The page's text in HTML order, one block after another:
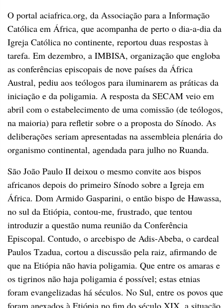
O portal aciafrica.org, da Associação para a Informação
Católica em África, que acompanha de perto o dia-a-dia da
Igreja Católica no continente, reportou duas respostas à
tarefa. Em dezembro, a IMBISA, organização que engloba
as conferências episcopais de nove países da África
Austral, pediu aos teólogos para iluminarem as práticas da
iniciação e da poligamia. A resposta da SECAM veio em
abril com o estabelecimento de uma comissão (de teólogos,
na maioria) para refletir sobre o a proposta do Sínodo. As
deliberações seriam apresentadas na assembleia plenária do
organismo continental, agendada para julho no Ruanda.
São João Paulo II deixou o mesmo convite aos bispos
africanos depois do primeiro Sínodo sobre a Igreja em
África. Dom Armido Gasparini, o então bispo de Hawassa,
no sul da Etiópia, contou-me, frustrado, que tentou
introduzir a questão numa reunião da Conferência
Episcopal. Contudo, o arcebispo de Adis-Abeba, o cardeal
Paulos Tzadua, cortou a discussão pela raiz, afirmando de
que na Etiópia não havia poligamia. Que entre os amaras e
os tigrinos não haja poligamia é possível; estas etnias
foram evangelizadas há séculos. No Sul, entre os povos que
foram anexados à Etiópia no fim do século XIX, a situação